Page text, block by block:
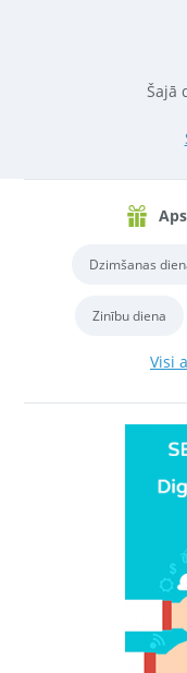
Šajā
Dzimšanas
Zinību diena
Visi